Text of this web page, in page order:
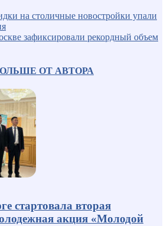
на столичные новостройки упали
зафиксировали рекордный объем
ОТ АВТОРА
стартовала вторая
акция «Молодой